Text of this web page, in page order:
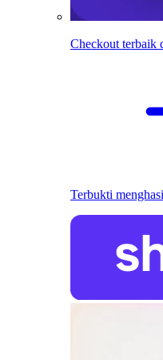
Checkout terbaik
Terbukti